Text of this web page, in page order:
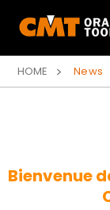
HOME News
Bienvenue